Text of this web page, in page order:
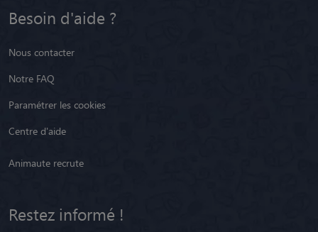
Besoin d'aide ?
Nous contacter
Notre FAQ
Paramétrer les cookies
Centre d'aide
Animaute recrute
Restez informé !